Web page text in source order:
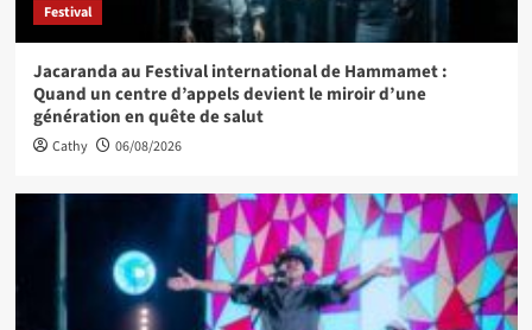
Festival
Jacaranda au Festival international de Hammamet :
Quand un centre d’appels devient le miroir d’une
génération en quête de salut
Cathy 06/08/2026